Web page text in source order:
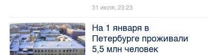
31 июля, 23:23
На 1 января в
Петербурге проживали
5,5 млн человек